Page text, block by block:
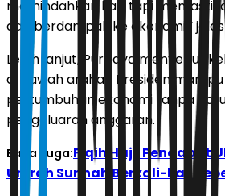
memindahkan kas, tapi
dan berdampak ke ekonomi,”
Lebih lanjut, Purbaya menyebut
di bawah arahan Presiden mampu
pertumbuhan ekonomi tanpa
pengeluaran anggaran.
Baca Juga:Fiqih Haji: Pendapat
Umrah Sunnah Berkali-kali